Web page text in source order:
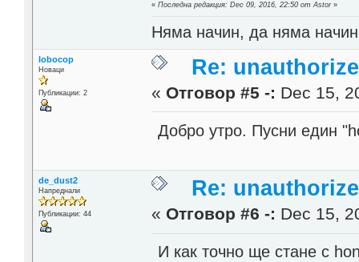
«Последна редакция: Dec 09, 2016, 22:50 от Astor»
Няма начин, да няма
lobocop
Новаци
Публикации: 2
Re:
« Отговор #5 -: Dec 15,
Добро утро. Пусни един
de_dust2
Напреднали
Публикации: 44
Re:
« Отговор #6 -: Dec 15,
И как точно ще стане с